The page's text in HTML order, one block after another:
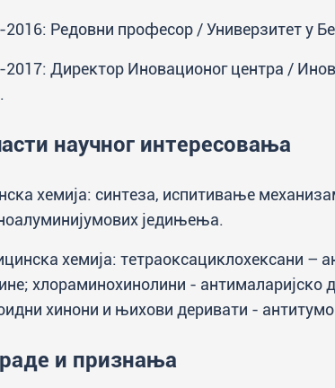
2016: Редовни професор / Универзитет у
2017: Директор Иновационог центра /
научног интересовања
хемија: синтеза, испитивање
једињења.
хемија: тетраоксациклохексани –
хлораминохинолини - антималаријско
хинони и њихови деривати -
и признања